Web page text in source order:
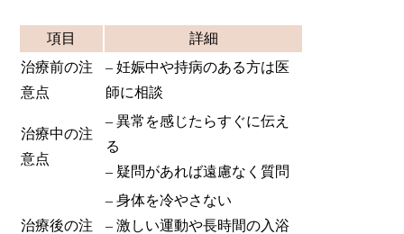
項目
詳細
治療前の注
意点
– 妊娠中や持病のある方は医
師に相談
治療中の注
意点
– 異常を感じたらすぐに伝え
る
– 疑問があれば遠慮なく質問
治療後の注
– 身体を冷やさない
– 激しい運動や長時間の入浴